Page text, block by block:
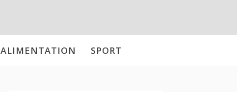
ALIMENTATION SPORT